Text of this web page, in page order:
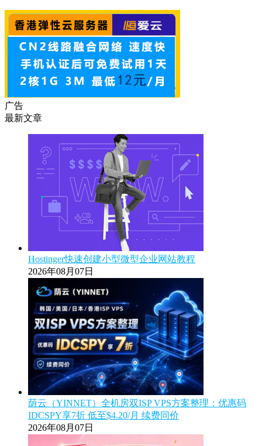
广告
最新文章
Hostinger快速创建小型微型企业网站教程
2026年08月07日
荫云（YINNET）全机房双ISP VPS方案整理：优惠码
IDCSPY享7折 低至$4.20/月 续费同价
2026年08月07日